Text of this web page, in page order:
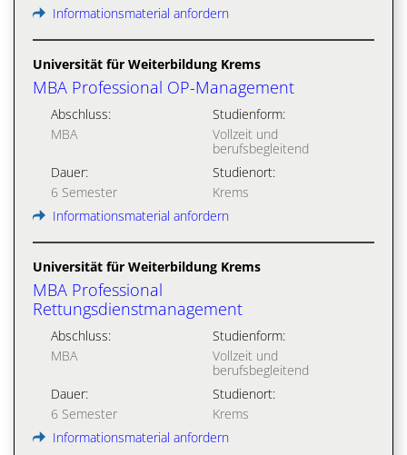
Informationsmaterial anfordern
Universität für Weiterbildung Krems
MBA Professional OP-Management
Abschluss:
MBA
Studienform:
Vollzeit und
berufsbegleitend
Dauer:
6 Semester
Studienort:
Krems
Informationsmaterial anfordern
Universität für Weiterbildung Krems
MBA Professional
Rettungsdienstmanagement
Abschluss:
MBA
Studienform:
Vollzeit und
berufsbegleitend
Dauer:
6 Semester
Studienort:
Krems
Informationsmaterial anfordern